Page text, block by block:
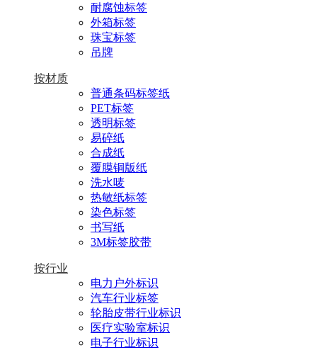
耐腐蚀标签
外箱标签
珠宝标签
吊牌
按材质
普通条码标签纸
PET标签
透明标签
易碎纸
合成纸
覆膜铜版纸
洗水唛
热敏纸标签
染色标签
书写纸
3M标签胶带
按行业
电力户外标识
汽车行业标签
轮胎皮带行业标识
医疗实验室标识
电子行业标识